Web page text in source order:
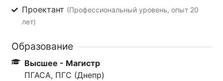
Проектант (Профессиональный уровень, опыт 20
лет)
Образование
Высшее - Магистр
ПГАСА, ПГС (Днепр)